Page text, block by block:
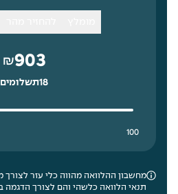
903
₪
18תשלומים
100
מחשבון ההלוואה מהווה כלי עזר לצורך
תנאי הלוואה כלשהי והם לצורך הדגמה